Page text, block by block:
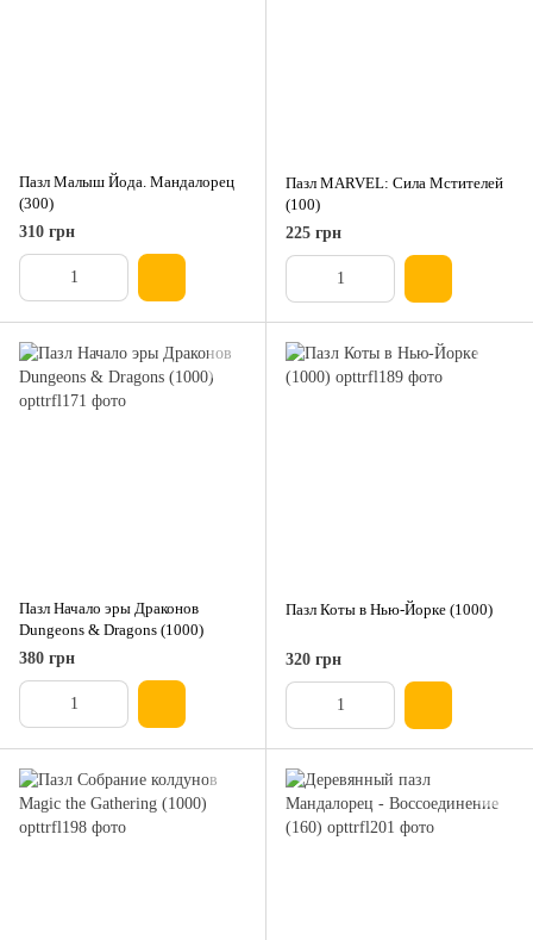
Пазл Малыш Йода. Мандалорец
(300)
310 грн
Пазл MARVEL: Сила Мстителей
(100)
225 грн
Пазл Начало эры Драконов
Dungeons & Dragons (1000)
380 грн
Пазл Коты в Нью-Йорке (1000)
320 грн